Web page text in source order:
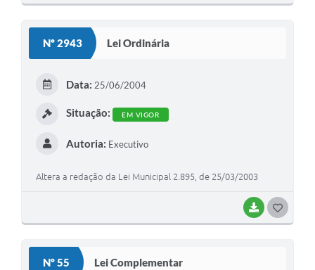
Nº 2943 Lei Ordinária
BAIXAR
Data: 25/06/2004
Situação: EM VIGOR
Autoria: Executivo
Altera a redação da Lei Municipal 2.895, de 25/03/2003
Nº 55 Lei Complementar